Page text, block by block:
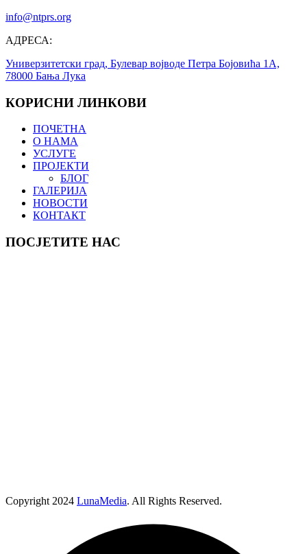
info@ntprs.org
АДРЕСА:
Универзитетски град, Булевар војводе Петра Бојовића 1А,
78000 Бања Лука
КОРИСНИ ЛИНКОВИ
ПОЧЕТНА
О НАМА
УСЛУГЕ
ПРОЈЕКТИ
БЛОГ
ГАЛЕРИЈА
НОВОСТИ
КОНТАКТ
ПОСЈЕТИТЕ НАС
Copyright 2024 LunaMedia. All Rights Reserved.